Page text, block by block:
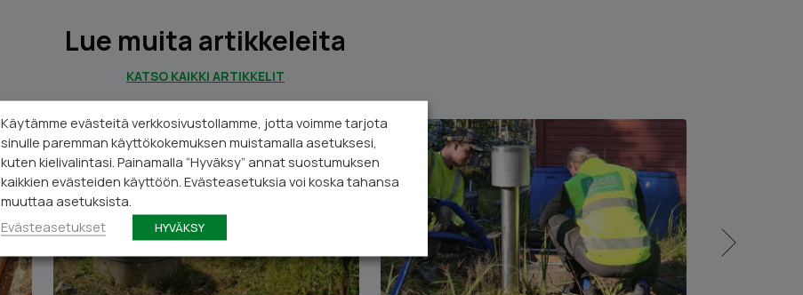
Lue muita artikkeleita
KATSO KAIKKI ARTIKKELIT
Käytämme evästeitä verkkosivustollamme, jotta voimme tarjota
sinulle paremman käyttökokemuksen muistamalla asetuksesi,
kuten kielivalintasi. Painamalla “Hyväksy” annat suostumuksen
kaikkien evästeiden käyttöön. Evästeasetuksia voi koska tahansa
muuttaa asetuksista.
Evästeasetukset
HYVÄKSY